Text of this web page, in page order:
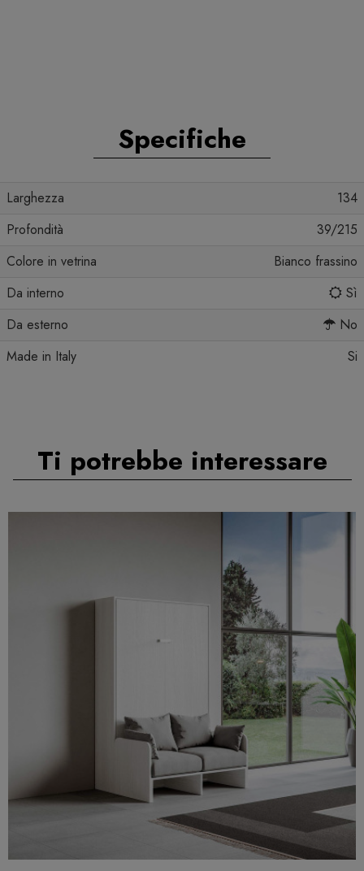
Specifiche
Larghezza
134
Profondità
39/215
Colore in vetrina
Bianco frassino
Da interno
Sì
Da esterno
No
Made in Italy
Si
Ti potrebbe interessare